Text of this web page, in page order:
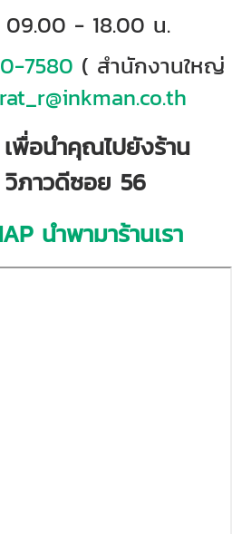
09.00 - 18.00 น.
7580 ( สำนักงานใหญ่
พื่อนำคุณไปยังร้าน
วิภาวดีซอย 56
นำพามาร้านเรา